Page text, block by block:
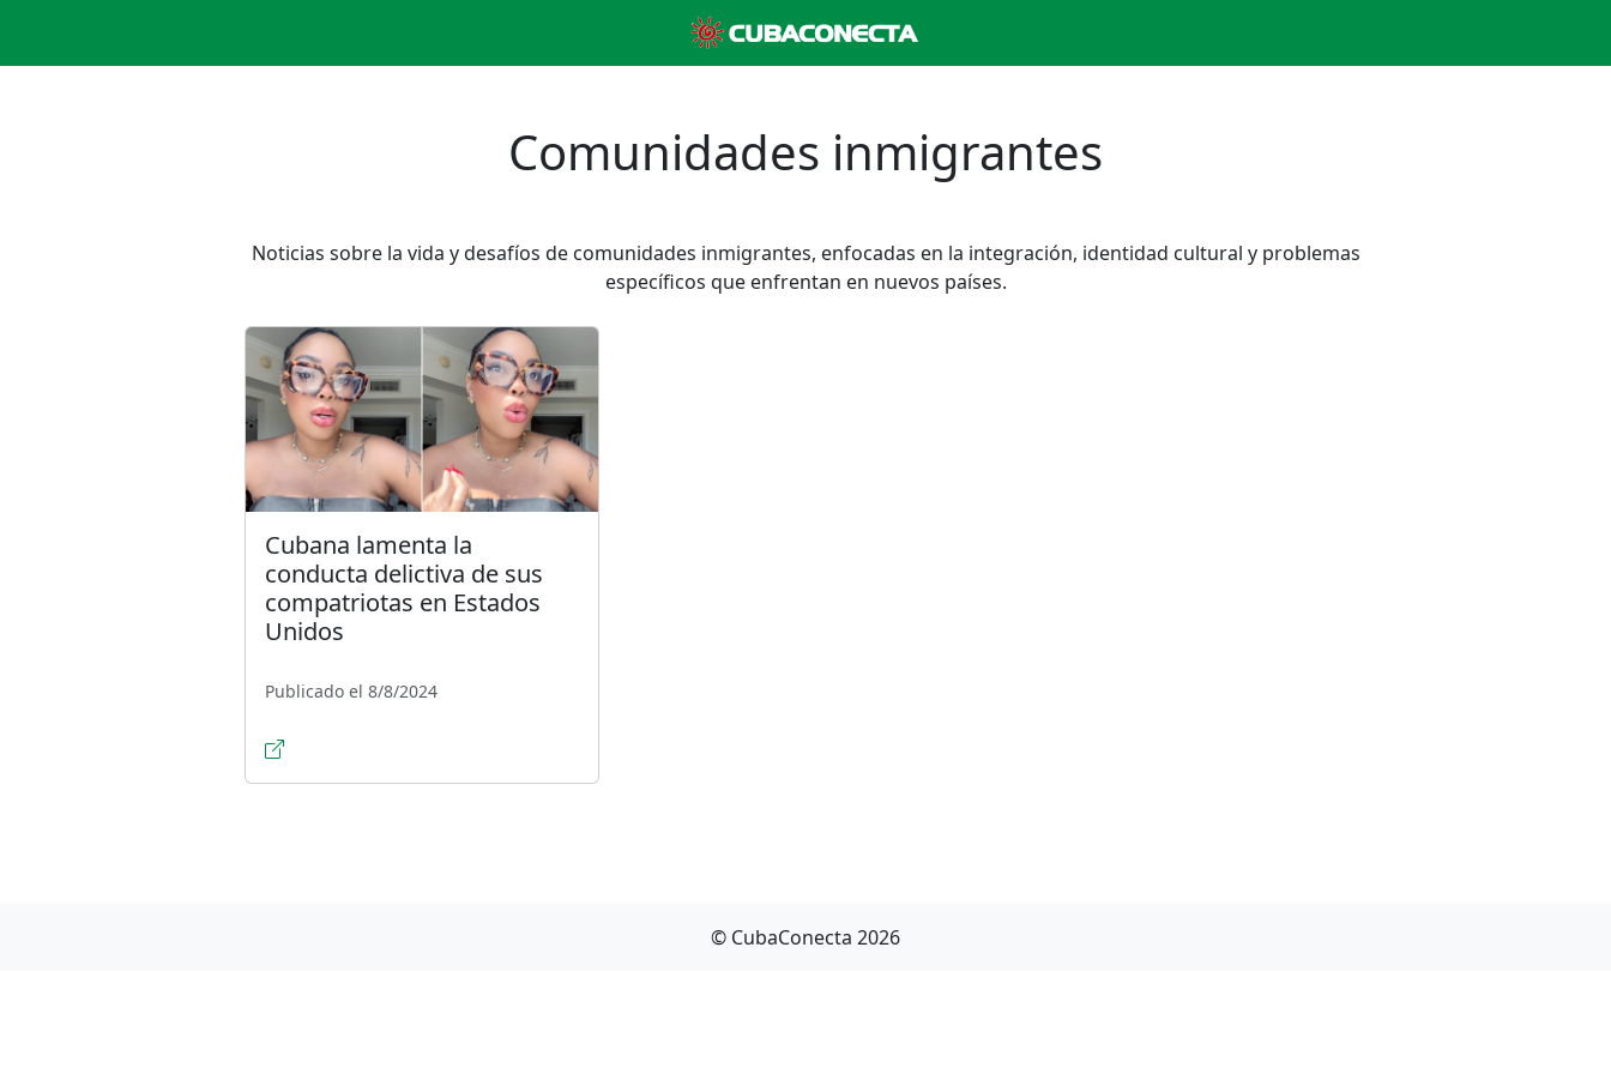
Comunidades inmigrantes
Noticias sobre la vida y desafíos de comunidades inmigrantes, enfocadas en la integración, identidad cultural y problemas
específicos que enfrentan en nuevos países.
Cubana lamenta la
conducta delictiva de sus
compatriotas en Estados
Unidos
Publicado el 8/8/2024
© CubaConecta 2026